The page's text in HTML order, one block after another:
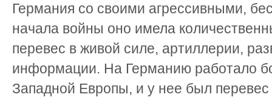
Германия со своими агрессивными,
начала войны оно имела
перевес в живой силе, артиллерии,
информации. На Германию работало
Западной Европы, и у нее был